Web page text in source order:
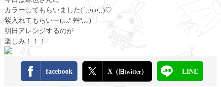
カラーしてもらいました(´,,•ω•,,)♡
紫入れてもらいー(灬º 艸º灬)
明日アレンジするのが
楽しみ！！！
facebook X（旧twitter） LINE